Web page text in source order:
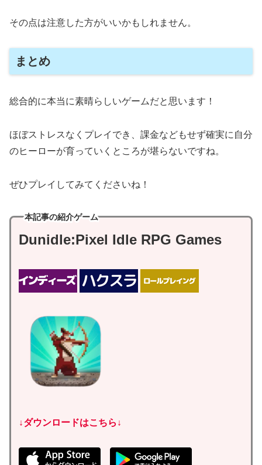
その点は注意した方がいいかもしれません。
まとめ
総合的に本当に素晴らしいゲームだと思います！
ほぼストレスなくプレイでき、課金などもせず確実に自分
のヒーローが育っていくところが堪らないですね。
ぜひプレイしてみてくださいね！
本記事の紹介ゲーム
Dunidle:Pixel Idle RPG Games
↓ダウンロードはこちら↓